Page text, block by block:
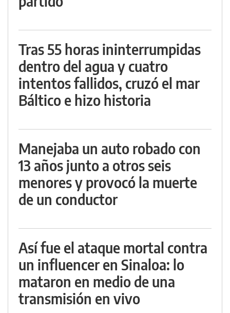
Tras 55 horas ininterrumpidas
dentro del agua y cuatro
intentos fallidos, cruzó el mar
Báltico e hizo historia
Manejaba un auto robado con
13 años junto a otros seis
menores y provocó la muerte
de un conductor
Así fue el ataque mortal contra
un influencer en Sinaloa: lo
mataron en medio de una
transmisión en vivo